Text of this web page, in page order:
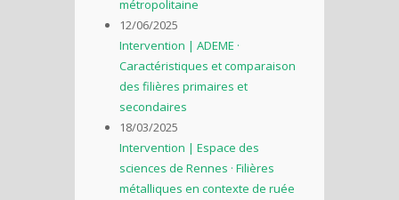
métropolitaine
12/06/2025
Intervention | ADEME ·
Caractéristiques et comparaison
des filières primaires et
secondaires
18/03/2025
Intervention | Espace des
sciences de Rennes · Filières
métalliques en contexte de ruée